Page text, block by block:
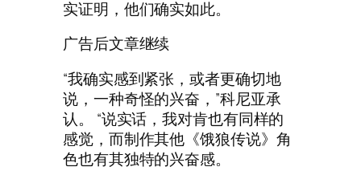
实证明，他们确实如此。
广告后文章继续
“我确实感到紧张，或者更确切地
说，一种奇怪的兴奋，”科尼亚承
认。 “说实话，我对肯也有同样的
感觉，而制作其他《饿狼传说》角
色也有其独特的兴奋感。